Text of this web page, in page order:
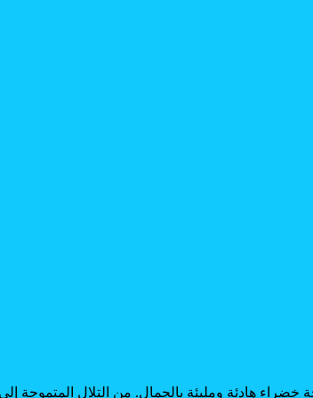
خضراء هادئة ومليئة بالجمال. من التلال المتموجة